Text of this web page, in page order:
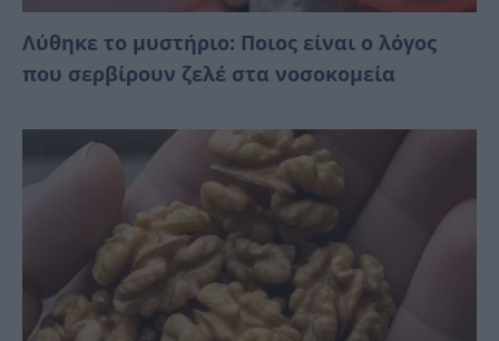
Λύθηκε το μυστήριο: Ποιος είναι ο λόγος
που σερβίρουν ζελέ στα νοσοκομεία